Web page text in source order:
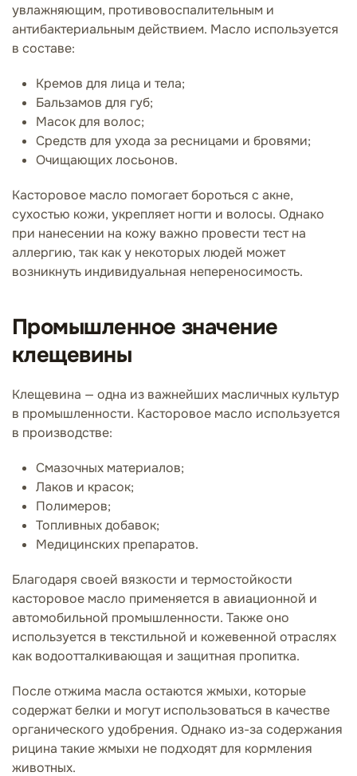
увлажняющим, противовоспалительным и
антибактериальным действием. Масло используется
в составе:
Кремов для лица и тела;
Бальзамов для губ;
Масок для волос;
Средств для ухода за ресницами и бровями;
Очищающих лосьонов.
Касторовое масло помогает бороться с акне,
сухостью кожи, укрепляет ногти и волосы. Однако
при нанесении на кожу важно провести тест на
аллергию, так как у некоторых людей может
возникнуть индивидуальная непереносимость.
Промышленное значение
клещевины
Клещевина — одна из важнейших масличных культур
в промышленности. Касторовое масло используется
в производстве:
Смазочных материалов;
Лаков и красок;
Полимеров;
Топливных добавок;
Медицинских препаратов.
Благодаря своей вязкости и термостойкости
касторовое масло применяется в авиационной и
автомобильной промышленности. Также оно
используется в текстильной и кожевенной отраслях
как водоотталкивающая и защитная пропитка.
После отжима масла остаются жмыхи, которые
содержат белки и могут использоваться в качестве
органического удобрения. Однако из-за содержания
рицина такие жмыхи не подходят для кормления
животных.